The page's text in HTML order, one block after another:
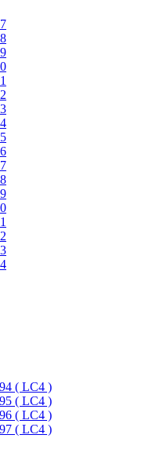
( LC4 )
( LC4 )
( LC4 )
( LC4 )